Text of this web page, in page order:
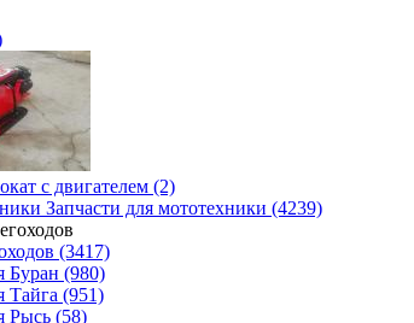
с двигателем (2)
Запчасти для мототехники (4239)
(3417)
Буран (980)
Тайга (951)
Рысь (58)